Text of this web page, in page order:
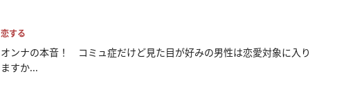
恋する
オンナの本音！ コミュ症だけど見た目が好みの男性は恋愛対象に入り
ますか...